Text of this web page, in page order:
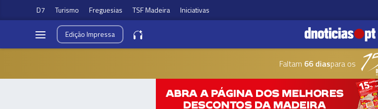
D7 Turismo Freguesias TSF Madeira Iniciativas
EdiçãoImpressa
Faltam 66 diaspara os